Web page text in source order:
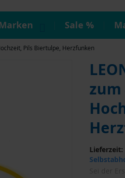
Sale %
Pils Biertulpe, Herzfunken
zum
Lieferzeit: